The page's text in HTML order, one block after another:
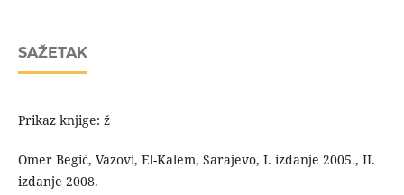
SAŽETAK
Prikaz knjige: ž
Omer Begić, Vazovi, El-Kalem, Sarajevo, I. izdanje 2005., II.
izdanje 2008.